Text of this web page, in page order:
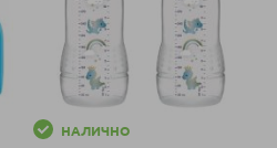
НАЛИЧНО